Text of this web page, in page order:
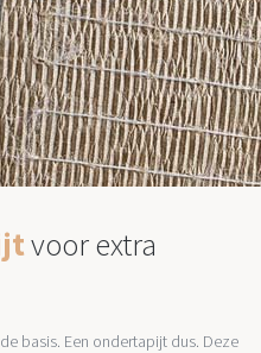
voor extra
basis. Een ondertapijt dus. Deze